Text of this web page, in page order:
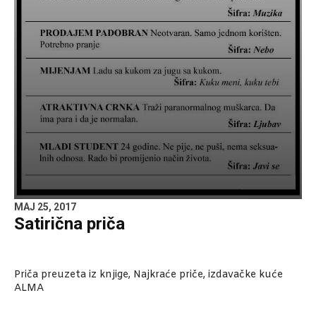
MAJ 25, 2017
Satirična priča
Priča preuzeta iz knjige, Najkraće priče, izdavačke kuće
ALMA